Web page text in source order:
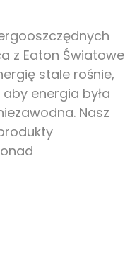
z Eaton Światowe
stale rośnie,
energia była
Nasz